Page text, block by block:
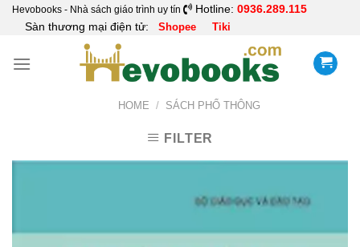
SkipHevobooks - Nhà sách giáo trình uy tín Hotline: 0936.289.115
Sàn thương mại điện tử: Shopee Tiki
HOME / SÁCH PHỔ THÔNG
FILTER